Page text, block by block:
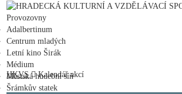
Provozovny
Adalbertinum
Centrum mladých
Letní kino Širák
Médium
Městská hudební síň
Šrámkův statek
HKVS Kalendář akcí